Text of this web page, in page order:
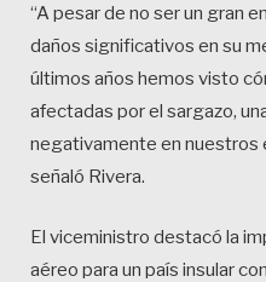
“A pesar de no ser un gran
daños significativos en su
últimos años hemos visto
afectadas por el sargazo,
negativamente en nuestros
señaló Rivera.
El viceministro destacó la
aéreo para un país insular